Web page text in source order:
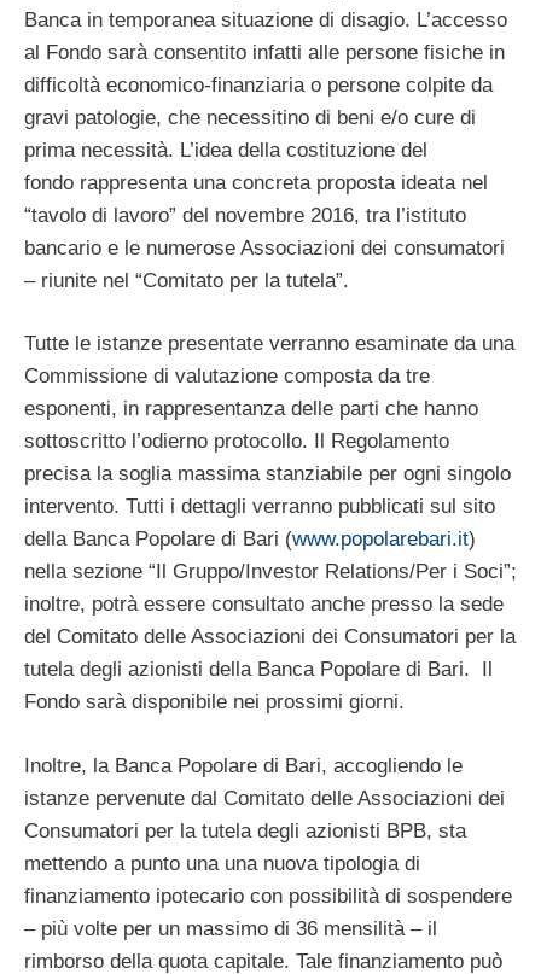
Banca in temporanea situazione di disagio. L’accesso
al Fondo sarà consentito infatti alle persone fisiche in
difficoltà economico-finanziaria o persone colpite da
gravi patologie, che necessitino di beni e/o cure di
prima necessità. L’idea della costituzione del
fondo rappresenta una concreta proposta ideata nel
“tavolo di lavoro” del novembre 2016, tra l’istituto
bancario e le numerose Associazioni dei consumatori
– riunite nel “Comitato per la tutela”.
Tutte le istanze presentate verranno esaminate da una
Commissione di valutazione composta da tre
esponenti, in rappresentanza delle parti che hanno
sottoscritto l’odierno protocollo. Il Regolamento
precisa la soglia massima stanziabile per ogni singolo
intervento. Tutti i dettagli verranno pubblicati sul sito
della Banca Popolare di Bari (www.popolarebari.it)
nella sezione “Il Gruppo/Investor Relations/Per i Soci”;
inoltre, potrà essere consultato anche presso la sede
del Comitato delle Associazioni dei Consumatori per la
tutela degli azionisti della Banca Popolare di Bari. Il
Fondo sarà disponibile nei prossimi giorni.
Inoltre, la Banca Popolare di Bari, accogliendo le
istanze pervenute dal Comitato delle Associazioni dei
Consumatori per la tutela degli azionisti BPB, sta
mettendo a punto una una nuova tipologia di
finanziamento ipotecario con possibilità di sospendere
– più volte per un massimo di 36 mensilità – il
rimborso della quota capitale. Tale finanziamento può